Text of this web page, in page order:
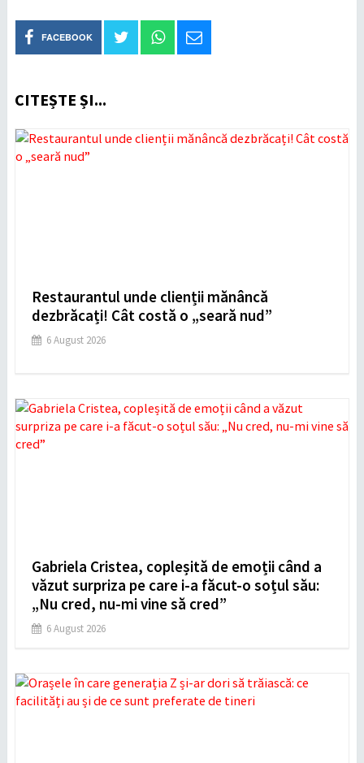
FACEBOOK
CITEȘTE ȘI...
Restaurantul unde clienții mănâncă
dezbrăcați! Cât costă o „seară nud”
6 August 2026
Gabriela Cristea, copleșită de emoții când a
văzut surpriza pe care i-a făcut-o soțul său:
„Nu cred, nu-mi vine să cred”
6 August 2026